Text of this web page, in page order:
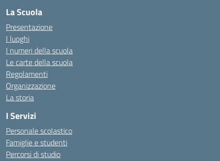
La Scuola
Presentazione
I luoghi
I numeri della scuola
Le carte della scuola
Regolamenti
Organizzazione
La storia
I Servizi
Personale scolastico
Famiglie e studenti
Percorsi di studio